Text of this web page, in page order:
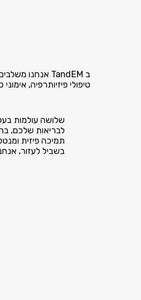
ב TandEM אנחנו משלבים 3 תחומים תחת קורת גג אחת:
טיפולי פיזיותרפיה, אימוני
שלושה עולמות
לבריאות שלכם,
תמיכה פיזית
בשביל לעזור,